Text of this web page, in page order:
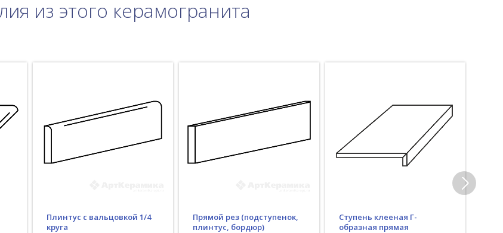
из этого керамогранита
Плинтус с вальцовкой 1/4
круга
Прямой рез (подступенок,
плинтус, бордюр)
Ступень клееная Г-
образная прямая